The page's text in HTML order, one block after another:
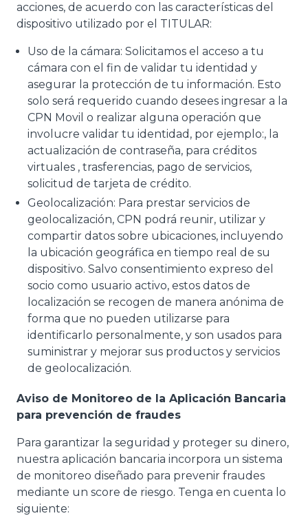
acciones, de acuerdo con las características del
dispositivo utilizado por el TITULAR:
Uso de la cámara: Solicitamos el acceso a tu
cámara con el fin de validar tu identidad y
asegurar la protección de tu información. Esto
solo será requerido cuando desees ingresar a la
CPN Movil o realizar alguna operación que
involucre validar tu identidad, por ejemplo:, la
actualización de contraseña, para créditos
virtuales , trasferencias, pago de servicios,
solicitud de tarjeta de crédito.
Geolocalización: Para prestar servicios de
geolocalización, CPN podrá reunir, utilizar y
compartir datos sobre ubicaciones, incluyendo
la ubicación geográfica en tiempo real de su
dispositivo. Salvo consentimiento expreso del
socio como usuario activo, estos datos de
localización se recogen de manera anónima de
forma que no pueden utilizarse para
identificarlo personalmente, y son usados para
suministrar y mejorar sus productos y servicios
de geolocalización.
Aviso de Monitoreo de la Aplicación Bancaria
para prevención de fraudes
Para garantizar la seguridad y proteger su dinero,
nuestra aplicación bancaria incorpora un sistema
de monitoreo diseñado para prevenir fraudes
mediante un score de riesgo. Tenga en cuenta lo
siguiente: